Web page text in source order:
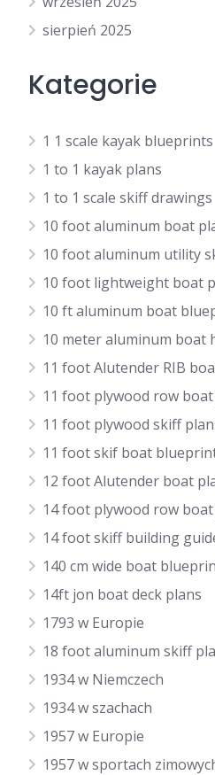
sierpień 2025
Kategorie
1 1 scale kayak blueprints
1 to 1 kayak plans
1 to 1 scale skiff drawings
10 foot aluminum boat
10 foot aluminum utility
10 foot lightweight boat
10 ft aluminum boat
10 meter aluminum boat
11 foot Alutender RIB
11 foot plywood row
11 foot plywood skiff
11 foot skif boat
12 foot Alutender boat
14 foot plywood row
14 foot skiff building
140 cm wide boat
14ft jon boat deck plans
1793 w Europie
18 foot aluminum skiff
1934 w Niemczech
1934 w szachach
1957 w Europie
1957 w sportach